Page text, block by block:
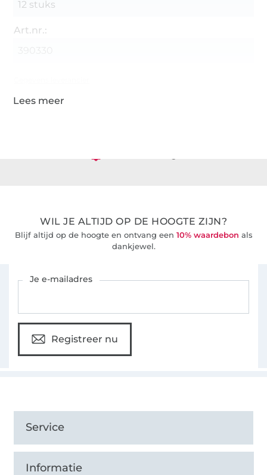
12 stuks
Art.nr.:
Meer dan 1.8 miljoen meter stof klaar voor verzending
WIL JE ALTIJD OP DE HOOGTE ZIJN?
Blijf altijd op de hoogte en ontvang een 10% waardebon als
dankjewel.
Je e-mailadres
Registreer nu
Service
Informatie